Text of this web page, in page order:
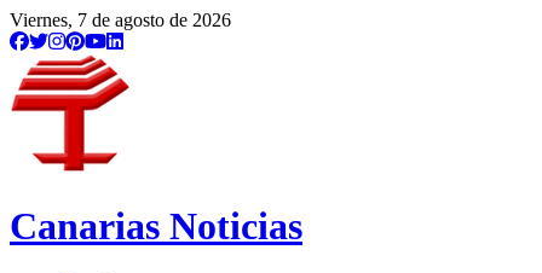
Viernes, 7 de agosto de 2026
Canarias Noticias